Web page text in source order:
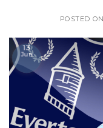
POSTED
13
Jun